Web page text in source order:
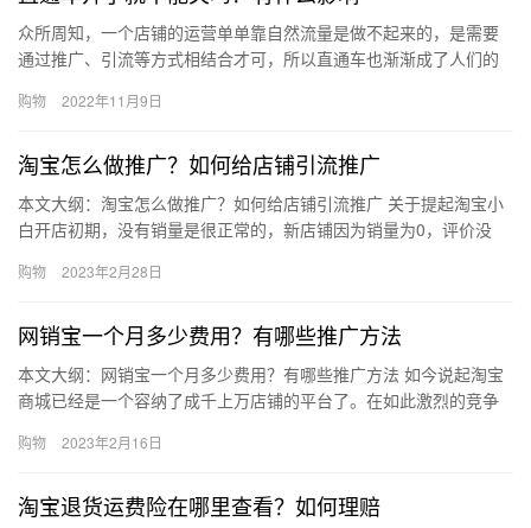
众所周知，一个店铺的运营单单靠自然流量是做不起来的，是需要
通过推广、引流等方式相结合才可，所以直通车也渐渐成了人们的
通车…
购物 2022年11月9日
淘宝怎么做推广？如何给店铺引流推广
本文大纲：淘宝怎么做推广？如何给店铺引流推广 关于提起淘宝小
白开店初期，没有销量是很正常的，新店铺因为销量为0，评价没
的给…
购物 2023年2月28日
网销宝一个月多少费用？有哪些推广方法
本文大纲：网销宝一个月多少费用？有哪些推广方法 如今说起淘宝
商城已经是一个容纳了成千上万店铺的平台了。在如此激烈的竞争
就是…
购物 2023年2月16日
淘宝退货运费险在哪里查看？如何理赔